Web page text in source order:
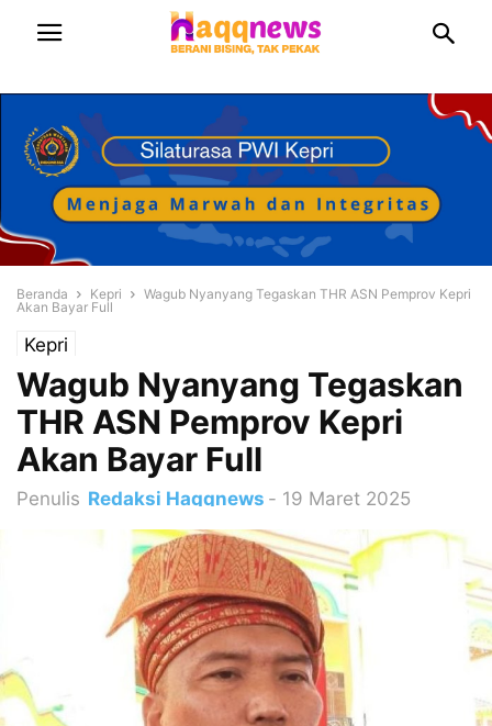
Beranda Kepri
Wagub Nyanyang Tegaskan THR ASN Pemprov Kepri
Akan Bayar Full
Kepri
Wagub Nyanyang Tegaskan
THR ASN Pemprov Kepri
Akan Bayar Full
Penulis Redaksi Haqqnews - 19 Maret 2025